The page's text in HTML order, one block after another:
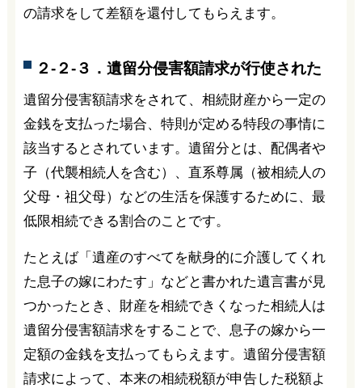
の請求をして差額を還付してもらえます。
２-２-３．遺留分侵害額請求が行使された
遺留分侵害額請求をされて、相続財産から一定の
金銭を支払った場合、特則が定める特段の事情に
該当するとされています。遺留分とは、配偶者や
子（代襲相続人を含む）、直系尊属（被相続人の
父母・祖父母）などの生活を保護するために、最
低限相続できる割合のことです。
たとえば「遺産のすべてを献身的に介護してくれ
た息子の嫁にわたす」などと書かれた遺言書が見
つかったとき、財産を相続できくなった相続人は
遺留分侵害額請求をすることで、息子の嫁から一
定額の金銭を支払ってもらえます。遺留分侵害額
請求によって、本来の相続税額が申告した税額よ